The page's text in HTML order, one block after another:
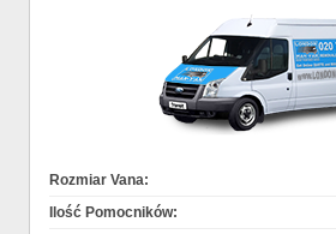
Rozmiar Vana:
Ilość Pomocników: